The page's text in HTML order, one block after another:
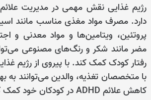
پروتئین، ویتامین‌ها و مواد معدنی و
مضر مانند شکر و رنگ‌های مصنوعی
رفتار کودک کمک کند. با پیروی از رژیم
با متخصصان تغذیه، والدین می‌توانند به
کاهش علائم ADHD در کودکان خود کمک کنند.